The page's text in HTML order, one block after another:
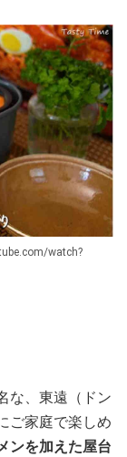
watch?
な、東遠（ドン
ご家庭で楽しめ
ンを加えた屋台